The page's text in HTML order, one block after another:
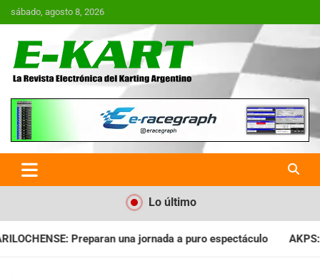
Saltar
al
sábado, agosto 8, 2026
E-Kart.com.ar | La Revista
Electrónica del Karting en
Argentina
Lo último
a puro espectáculo AKPS: Intervino la IGJ y oficializó el